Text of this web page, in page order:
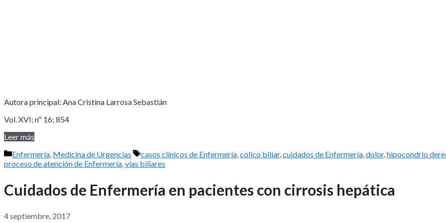
Autora principal: Ana Cristina Larrosa Sebastián
Vol. XVI; nº 16; 854
Leer más
Categorías
Enfermería, Medicina de Urgencias Etiquetas
casos clínicos de Enfermería,cólico biliar,cuidados de Enfermería,dolor,hipocondrio
proceso de atención de Enfermería,vías biliares
Cuidados de Enfermería en pacientes con cirrosis hepática
4 septiembre, 2017